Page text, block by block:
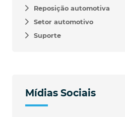
Reposição automotiva
Setor automotivo
Suporte
Mídias Sociais